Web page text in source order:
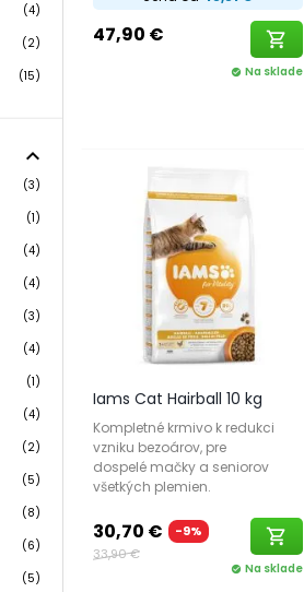
(4)
(2)
(15)
expand_less
(3)
(1)
(4)
(4)
(3)
(4)
(1)
(4)
(2)
(5)
(8)
(6)
(5)
47,90 € shopping_cart
check_circle Na sklade
Iams Cat Hairball 10 kg
Kompletné krmivo k redukci
vzniku bezoárov, pre
dospelé mačky a seniorov
všetkých plemien.
30,70 €
-9%
33,90 €
shopping_cart
check_circle Na sklade